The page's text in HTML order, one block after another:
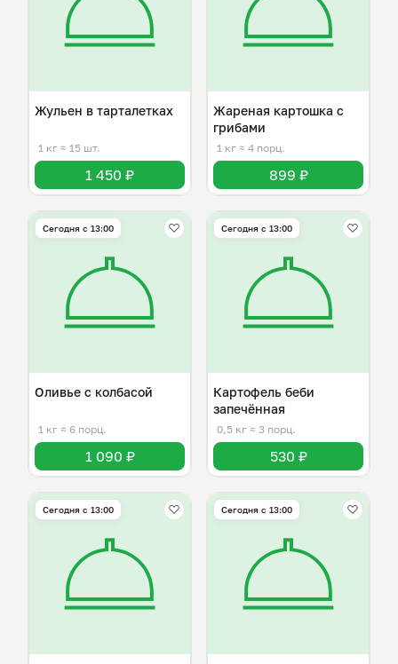
Жульен в тарталетках
1 кг ≈ 15 шт.
1 450 ₽
Жареная картошка с
грибами
1 кг ≈ 4 порц.
899 ₽
Сегодня с 13:00
Оливье с колбасой
1 кг ≈ 6 порц.
1 090 ₽
Сегодня с 13:00
Картофель беби
запечённая
0,5 кг ≈ 3 порц.
530 ₽
Сегодня с 13:00 Сегодня с 13:00